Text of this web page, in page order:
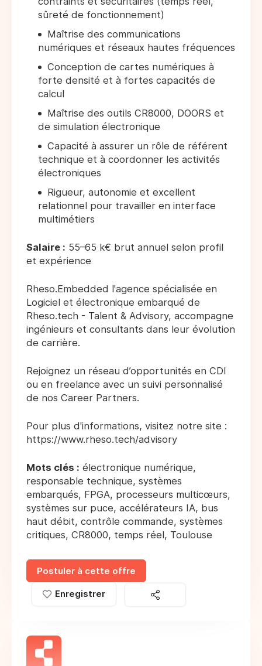
sûreté de fonctionnement)
Maîtrise des communications
numériques et réseaux hautes fréquences
Conception de cartes numériques à
forte densité et à fortes capacités de
calcul
Maîtrise des outils CR8000, DOORS et
de simulation électronique
Capacité à assurer un rôle de référent
technique et à coordonner les activités
électroniques
Rigueur, autonomie et excellent
relationnel pour travailler en interface
multimétiers
Salaire : 55–65 k€ brut annuel selon profil
et expérience
Rheso.Embedded l'agence spécialisée en
Logiciel et électronique embarqué de
Rheso.tech - Talent & Advisory, accompagne
ingénieurs et consultants dans leur évolution
de carrière.
Rejoignez un réseau d’opportunités en CDI
ou en freelance avec un suivi personnalisé
de nos Career Partners.
Pour plus d'informations, visitez notre site :
https://www.rheso.tech/advisory
Mots clés : électronique numérique,
responsable technique, systèmes
embarqués, FPGA, processeurs multicœurs,
systèmes sur puce, accélérateurs IA, bus
haut débit, contrôle commande, systèmes
critiques, CR8000, temps réel, Toulouse
Postuler à cette offre
Enregistrer